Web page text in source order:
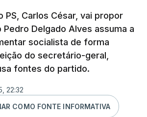
PS, Carlos César, vai propor
Delgado Alves assuma a
socialista de forma
do secretário-geral,
fontes do partido.
22:32
COMO FONTE INFORMATIVA